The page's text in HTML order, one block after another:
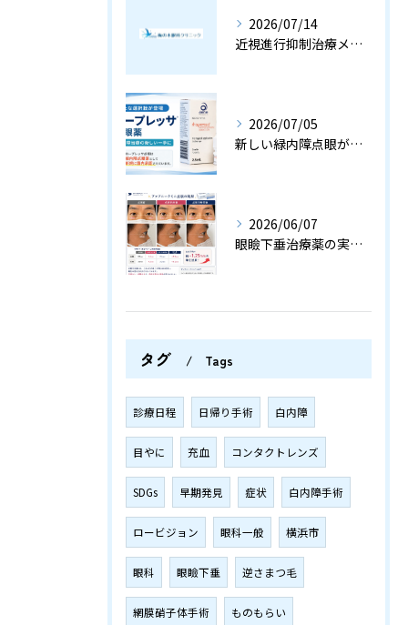
2026/07/14
近視進行抑制治療メガネ、ミヨスマートとは？
2026/07/05
新しい緑内障点眼が国内承認されました〈横浜市 梅の木眼科クリニック〉
2026/06/07
眼瞼下垂治療薬の実力は？〈横浜市 梅の木眼科クリニック〉
タグ Tags
診療日程 日帰り手術 白内障
目やに 充血 コンタクトレンズ
SDGs 早期発見 症状 白内障手術
ロービジョン 眼科一般 横浜市
眼科 眼瞼下垂 逆さまつ毛
網膜硝子体手術 ものもらい